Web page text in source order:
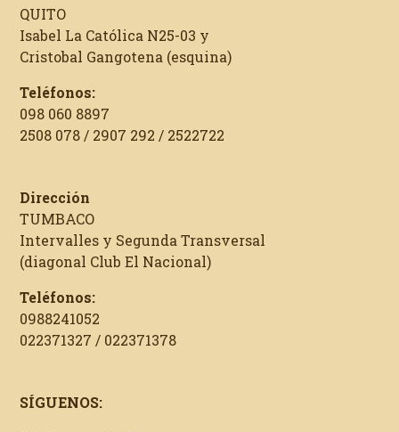
QUITO
Isabel La Católica N25-03 y
Cristobal Gangotena (esquina)
Teléfonos:
098 060 8897
2508 078 / 2907 292 / 2522722
Dirección
TUMBACO
Intervalles y Segunda Transversal
(diagonal Club El Nacional)
Teléfonos:
0988241052
022371327 / 022371378
SÍGUENOS: